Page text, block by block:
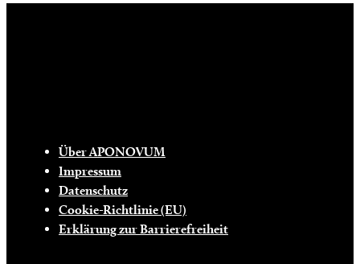
Über APONOVUM
Impressum
Datenschutz
Cookie-Richtlinie (EU)
Erklärung zur Barrierefreiheit